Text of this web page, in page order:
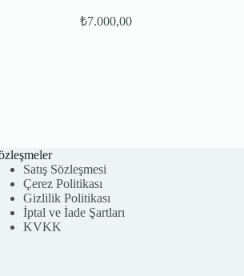
₺7.000,00
Satış Sözleşmesi
Çerez Politikası
Gizlilik Politikası
İptal ve İade Şartları
KVKK